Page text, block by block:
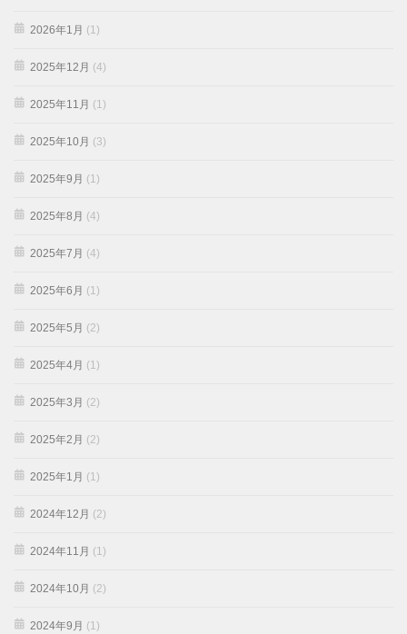
2026年1月 (1)
2025年12月 (4)
2025年11月 (1)
2025年10月 (3)
2025年9月 (1)
2025年8月 (4)
2025年7月 (4)
2025年6月 (1)
2025年5月 (2)
2025年4月 (1)
2025年3月 (2)
2025年2月 (2)
2025年1月 (1)
2024年12月 (2)
2024年11月 (1)
2024年10月 (2)
2024年9月 (1)